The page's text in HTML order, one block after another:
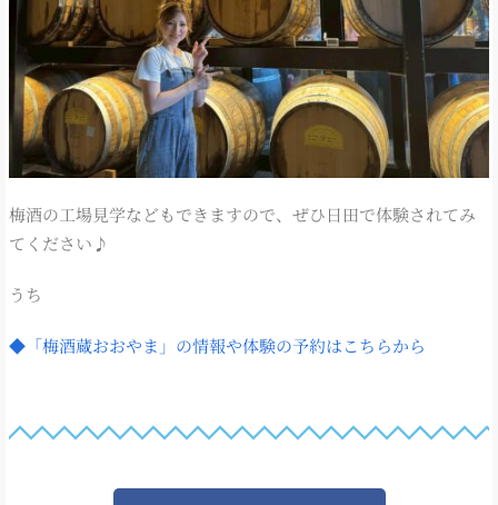
梅酒の工場見学などもできますので、ぜひ日田で体験されてみ
てください♪
うち
◆「梅酒蔵おおやま」の情報や体験の予約はこちらから